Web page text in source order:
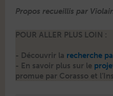
Pro­pos recueil­lis par
POUR ALLER PLUS LOIN :
- Décou­vrir la recherche
- En savoir plus sur le
pro­mue par Coras­so et